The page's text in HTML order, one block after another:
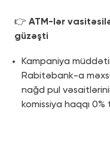
👉 ATM-lər
güzəşti
Kampaniya
Rabitəbank-a
nağd pul
komissiya haqqı